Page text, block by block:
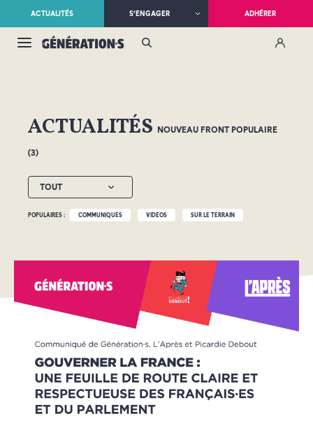
ACTUALITÉS S’ENGAGER ADHÉRER
ACTUALITÉS NOUVEAU FRONT POPULAIRE
(3)
TOUT
POPULAIRES : COMMUNIQUÉS VIDÉOS SUR LE TERRAIN